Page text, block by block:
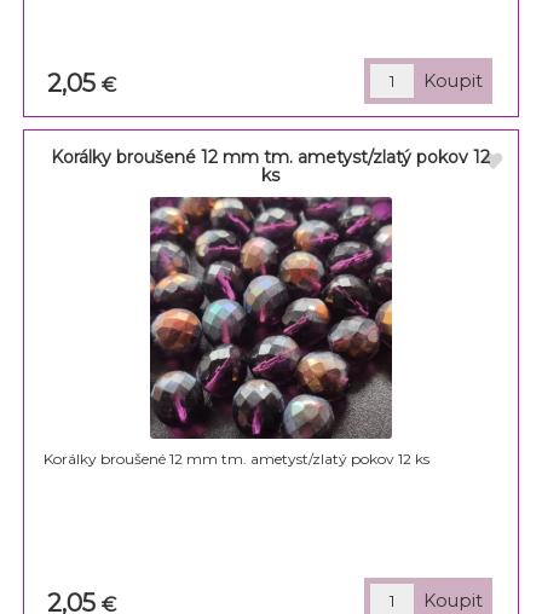
2,05€
Korálky broušené 12 mm tm. ametyst/zlatý pokov 12
ks
Korálky broušené 12 mm tm. ametyst/zlatý pokov 12 ks
2,05€